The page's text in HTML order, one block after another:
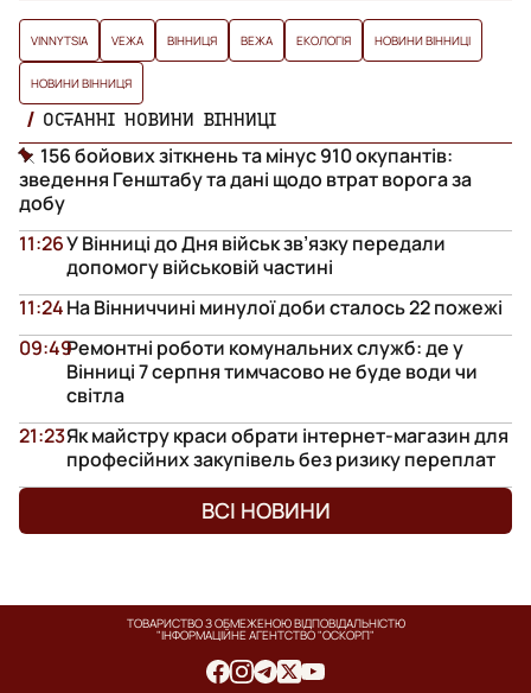
VINNYTSIA VЕЖА ВІННИЦЯ ВЕЖА ЕКОЛОГІЯ НОВИНИ ВІННИЦІ
НОВИНИ ВІННИЦЯ
ОСТАННІ НОВИНИ ВІННИЦІ
156 бойових зіткнень та мінус 910 окупантів:
зведення Генштабу та дані щодо втрат ворога за
добу
У Вінниці до Дня військ зв’язку передали
допомогу військовій частині
11:26
На Вінниччині минулої доби сталось 22 пожежі
11:24
Ремонтні роботи комунальних служб: де у
Вінниці 7 серпня тимчасово не буде води чи
світла
09:49
Як майстру краси обрати інтернет-магазин для
професійних закупівель без ризику переплат
21:23
ВСІ НОВИНИ
ТОВАРИСТВО З ОБМЕЖЕНОЮ ВІДПОВІДАЛЬНІСТЮ
"ІНФОРМАЦІЙНЕ АГЕНТСТВО "ОСКОРП"